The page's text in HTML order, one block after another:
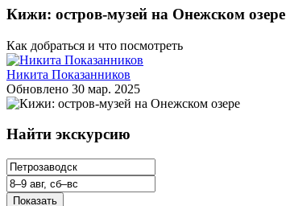
Кижи: остров‑музей на Онежском озере
Как добраться и что посмотреть
Никита Показанников
Обновлено 30 мар. 2025
Найти экскурсию
Показать